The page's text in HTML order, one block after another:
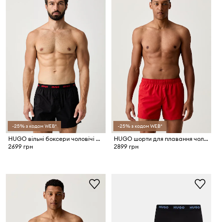
-25% з кодом WEB*
HUGO вільні боксери чоловічі бавовняні WOVEN BOXER TRIPLET 3 шт.
2699 грн
-25% з кодом WEB*
HUGO шорти для плавання чоловічі TIKI
2899 грн